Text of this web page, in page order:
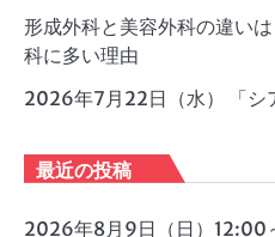
形成外科と美容外科の違い
科に多い理由
2026年7月22日（水） 「シ
最近の投稿
2026年8月9日（日）12:00